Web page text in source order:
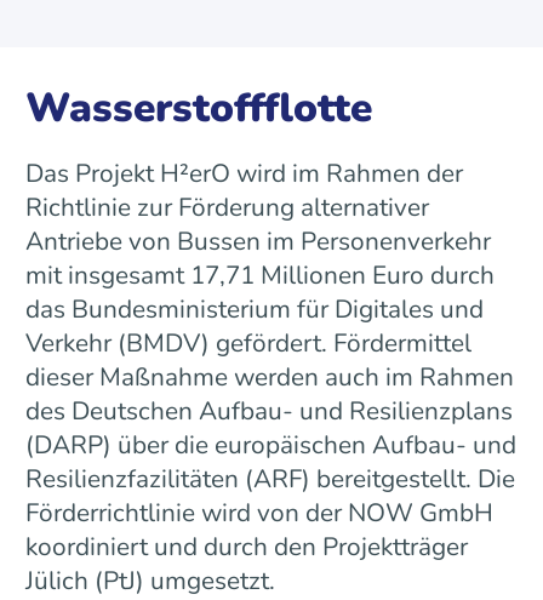
Wasserstoffflotte
Das Projekt H²erO wird im Rahmen der
Richtlinie zur Förderung alternativer
Antriebe von Bussen im Personenverkehr
mit insgesamt 17,71 Millionen Euro durch
das Bundesministerium für Digitales und
Verkehr (BMDV) gefördert. Fördermittel
dieser Maßnahme werden auch im Rahmen
des Deutschen Aufbau- und Resilienzplans
(DARP) über die europäischen Aufbau- und
Resilienzfazilitäten (ARF) bereitgestellt. Die
Förderrichtlinie wird von der NOW GmbH
koordiniert und durch den Projektträger
Jülich (PtJ) umgesetzt.